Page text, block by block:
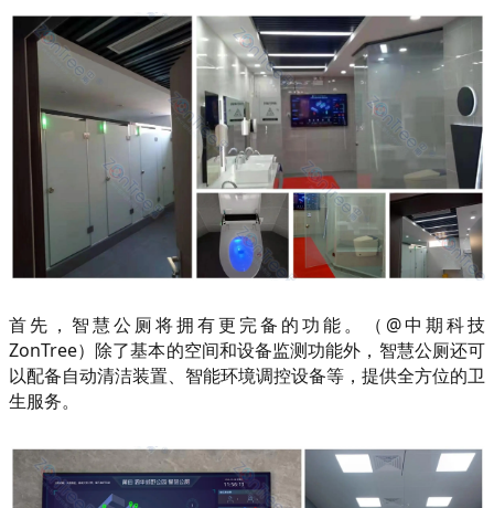
首先，智慧公厕将拥有更完备的功能。（@中期科技
ZonTree）除了基本的空间和设备监测功能外，智慧公厕还可
以配备自动清洁装置、智能环境调控设备等，提供全方位的卫
生服务。